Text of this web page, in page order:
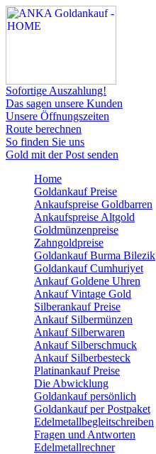
Sofortige Auszahlung!
Das sagen unsere Kunden
Unsere Öffnungszeiten
Route berechnen
So finden Sie uns
Gold mit der Post senden
Home
Goldankauf Preise
Ankaufspreise Goldbarren
Ankaufspreise Altgold
Goldmünzenpreise
Zahngoldpreise
Goldankauf Burma Bilezik
Goldankauf Cumhuriyet
Ankauf Goldene Uhren
Ankauf Vintage Gold
Silberankauf Preise
Ankauf Silbermünzen
Ankauf Silberwaren
Ankauf Silberschmuck
Ankauf Silberbesteck
Platinankauf Preise
Die Abwicklung
Goldankauf persönlich
Goldankauf per Postpaket
Edelmetallbegleitschreiben
Fragen und Antworten
Edelmetallrechner